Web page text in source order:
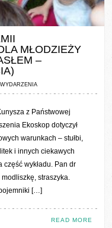
MŁODZIEŻY
–
z Państwowej
Ekoskop dotyczył
warunkach – stułbi,
i innych ciekawych
część wykładu. Pan dr
straszyka.
[…]
READ MORE